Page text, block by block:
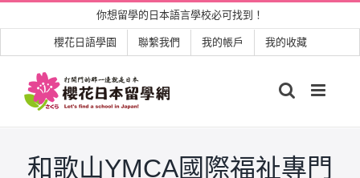
to
content
你想留學的日本語言學校必可找到！
櫻花日語學園 聯繫我們 我的帳戶 我的收藏
和歌山YMCA國際福祉專門